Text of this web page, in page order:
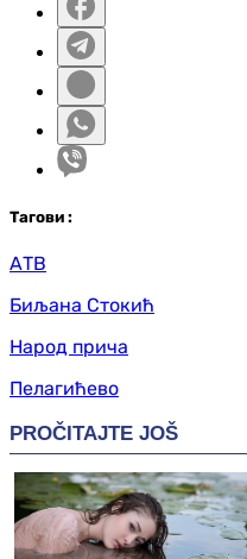
Тагови :
АТВ
Биљана Стокић
Народ прича
Пелагићево